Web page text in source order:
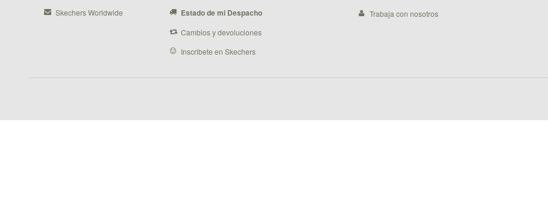
Skechers Worldwide
Estado de mi Despacho
Cambios y devoluciones
Inscribete en Skechers
Trabaja con nosotros